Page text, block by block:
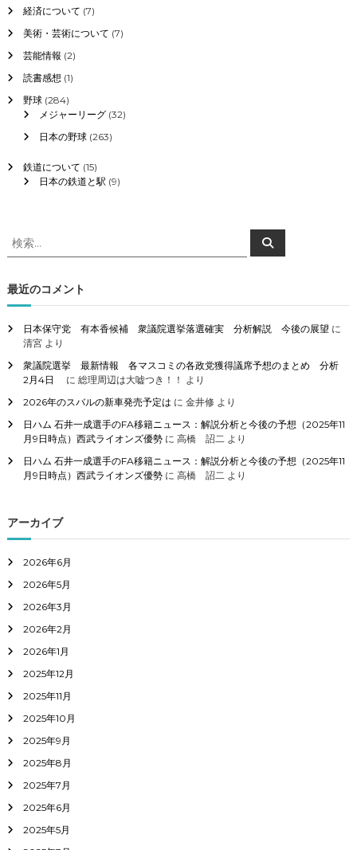
経済について (7)
美術・芸術について (7)
芸能情報 (2)
読書感想 (1)
野球(284)
メジャーリーグ(32)
日本の野球(263)
鉄道について (15)
日本の鉄道と駅 (9)
検
索
象
:
検
索
最近のコメント
日本保守党 有本香候補 衆議院選挙落選確実 分析解説 今後の展望 に
清宮より
衆議院選挙 最新情報 各マスコミの各政党獲得議席予想のまとめ 分析
2月4日
に 総理周辺は大嘘つき！！ より
2026年のスバルの新車発売予定は に 金井修より
日ハム 石井一成選手のFA移籍ニュース：解説分析と今後の予想（2025年11
月9日時点）西武ライオンズ優勢に 高橋 詔二より
日ハム 石井一成選手のFA移籍ニュース：解説分析と今後の予想（2025年11
月9日時点）西武ライオンズ優勢に 高橋 詔二より
アーカイブ
2026年6月
2026年5月
2026年3月
2026年2月
2026年1月
2025年12月
2025年11月
2025年10月
2025年9月
2025年8月
2025年7月
2025年6月
2025年5月